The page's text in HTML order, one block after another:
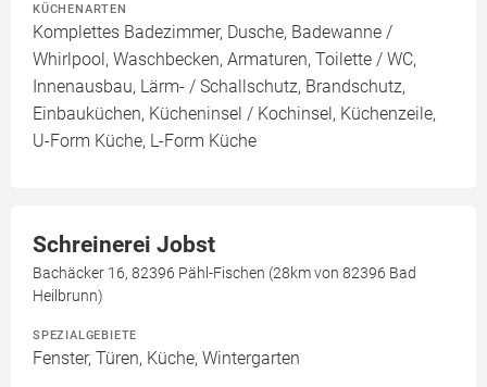
KÜCHENARTEN
Komplettes Badezimmer, Dusche, Badewanne /
Whirlpool, Waschbecken, Armaturen, Toilette / WC,
Innenausbau, Lärm- / Schallschutz, Brandschutz,
Einbauküchen, Kücheninsel / Kochinsel, Küchenzeile,
U-Form Küche, L-Form Küche
Schreinerei Jobst
Bachäcker 16, 82396 Pähl-Fischen (28km von 82396 Bad
Heilbrunn)
SPEZIALGEBIETE
Fenster, Türen, Küche, Wintergarten